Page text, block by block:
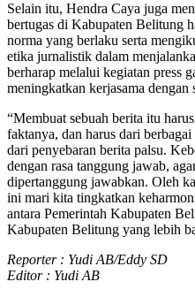
Selain itu, Hendra Caya juga
bertugas di Kabupaten Belitung
norma yang berlaku serta
etika jurnalistik dalam
berharap melalui kegiatan press
meningkatkan kerjasama dengan
“Membuat sebuah berita itu
faktanya, dan harus dari
dari penyebaran berita palsu.
dengan rasa tanggung jawab,
dipertanggung jawabkan. Oleh
ini mari kita tingkatkan
antara Pemerintah Kabupaten
Kabupaten Belitung yang lebih
Reporter : Yudi AB/Eddy SD
Editor : Yudi AB